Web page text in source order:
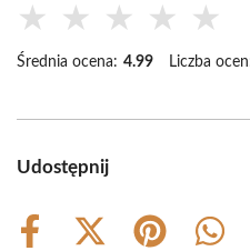
★ ★ ★ ★ ★
Średnia ocena: 4.99 Liczba
Udostępnij
Share
Share
Share
Share